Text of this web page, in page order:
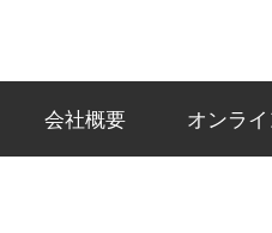
会社概要 オンラ